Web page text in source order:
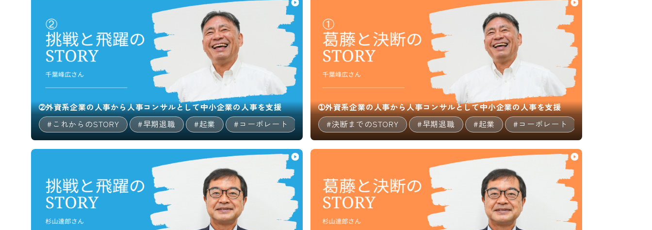
➁外資系企業の人事から人事コンサルとして中小企業の人事を支援
#これからのSTORY
#早期退職 #起業 #コーポレート #専門職（コンサルタント等） #経営者 08:29
➀外資系企業の人事から人事コンサルとして中小企業の人事を支援
#決断までのSTORY
#早期退職 #起業 #コーポレート